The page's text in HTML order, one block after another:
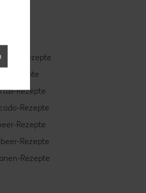
Rezepte
Rezepte
Rezepte
Rezepte
Rezepte
Rezepte
Rezepte